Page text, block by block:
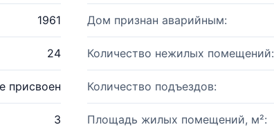
1961 Дом признан аварийным:
24 Количество нежилых помещений:
присвоен Количество подъездов:
3 Площадь жилых помещений, м²: